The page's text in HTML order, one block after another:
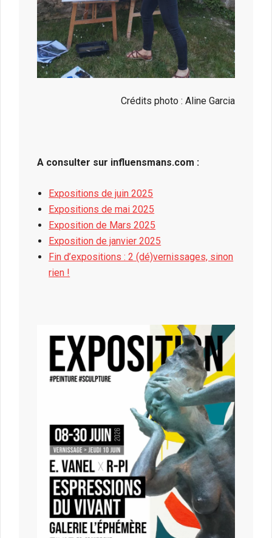
Crédits photo : Aline Garcia
A consulter sur influensmans.com :
Expositions de juin 2025
Expositions de mai 2025
Exposition de Mars 2025
Exposition de janvier 2025
Fin d’expositions : 2 (dé)vernissages, sinon
rien !